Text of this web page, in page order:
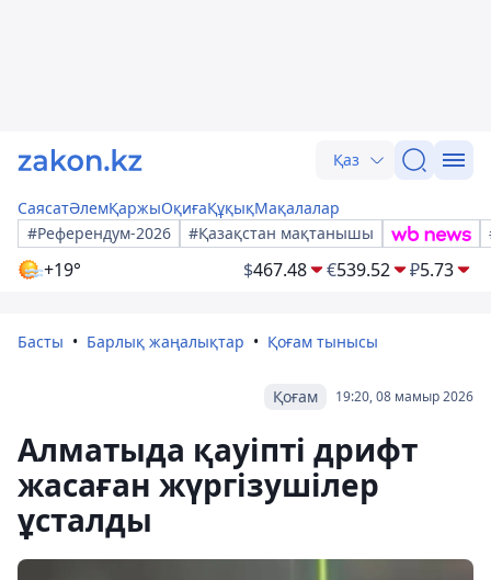
Қаз
СаясатӘлемҚаржыОқиғаҚұқықМақалалар
#Референдум-2026
#Қазақстан мақтанышы
+19° $467.48 €539.52 ₽5.73
Басты Барлық жаңалықтар Қоғам тынысы
19:20, 08 мамыр 2026
Қоғам
Алматыда қауіпті дрифт
жасаған жүргізушілер
ұсталды